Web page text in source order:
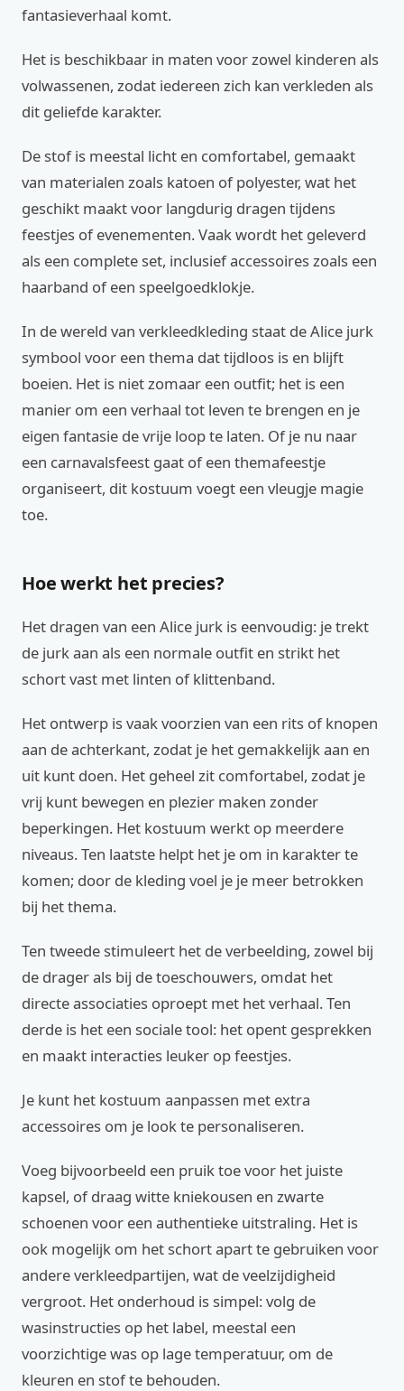
fantasieverhaal komt.
Het is beschikbaar in maten voor zowel kinderen als
volwassenen, zodat iedereen zich kan verkleden als
dit geliefde karakter.
De stof is meestal licht en comfortabel, gemaakt
van materialen zoals katoen of polyester, wat het
geschikt maakt voor langdurig dragen tijdens
feestjes of evenementen. Vaak wordt het geleverd
als een complete set, inclusief accessoires zoals een
haarband of een speelgoedklokje.
In de wereld van verkleedkleding staat de Alice jurk
symbool voor een thema dat tijdloos is en blijft
boeien. Het is niet zomaar een outfit; het is een
manier om een verhaal tot leven te brengen en je
eigen fantasie de vrije loop te laten. Of je nu naar
een carnavalsfeest gaat of een themafeestje
organiseert, dit kostuum voegt een vleugje magie
toe.
Hoe werkt het precies?
Het dragen van een Alice jurk is eenvoudig: je trekt
de jurk aan als een normale outfit en strikt het
schort vast met linten of klittenband.
Het ontwerp is vaak voorzien van een rits of knopen
aan de achterkant, zodat je het gemakkelijk aan en
uit kunt doen. Het geheel zit comfortabel, zodat je
vrij kunt bewegen en plezier maken zonder
beperkingen. Het kostuum werkt op meerdere
niveaus. Ten laatste helpt het je om in karakter te
komen; door de kleding voel je je meer betrokken
bij het thema.
Ten tweede stimuleert het de verbeelding, zowel bij
de drager als bij de toeschouwers, omdat het
directe associaties oproept met het verhaal. Ten
derde is het een sociale tool: het opent gesprekken
en maakt interacties leuker op feestjes.
Je kunt het kostuum aanpassen met extra
accessoires om je look te personaliseren.
Voeg bijvoorbeeld een pruik toe voor het juiste
kapsel, of draag witte kniekousen en zwarte
schoenen voor een authentieke uitstraling. Het is
ook mogelijk om het schort apart te gebruiken voor
andere verkleedpartijen, wat de veelzijdigheid
vergroot. Het onderhoud is simpel: volg de
wasinstructies op het label, meestal een
voorzichtige was op lage temperatuur, om de
kleuren en stof te behouden.